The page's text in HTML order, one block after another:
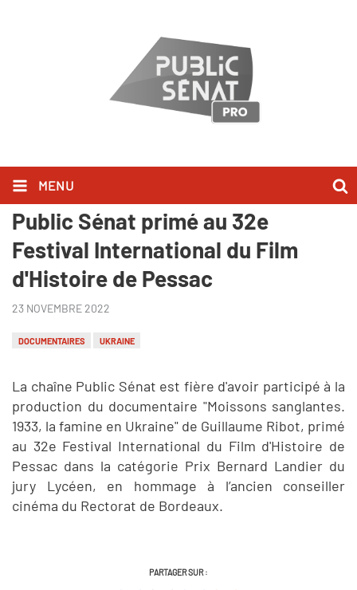
MENU
Public Sénat - Un documentaire
Public Sénat primé au 32e
Festival International du Film
d'Histoire de Pessac
23 NOVEMBRE 2022
DOCUMENTAIRES UKRAINE
La chaîne Public Sénat est fière d'avoir participé à la
production du documentaire "Moissons sanglantes.
1933, la famine en Ukraine" de Guillaume Ribot, primé
au 32e Festival International du Film d'Histoire de
Pessac dans la catégorie Prix Bernard Landier du
jury Lycéen, en hommage à l’ancien conseiller
cinéma du Rectorat de Bordeaux.
PARTAGER SUR :